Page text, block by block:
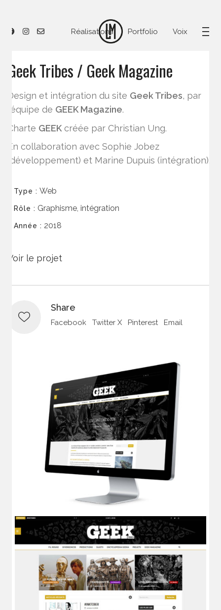
Réalisations Portfolio Voix
Geek Tribes / Geek Magazine
Design et intégration du site Geek Tribes, par
l’équipe de GEEK Magazine.
Charte GEEK créée par Christian Ung.
En collaboration avec Sophie Jobez
(développement) et Marine Dupuis (intégration).
Type : Web
Rôle : Graphisme, intégration
Année : 2018
Voir le projet
Share
Facebook Twitter X Pinterest Email